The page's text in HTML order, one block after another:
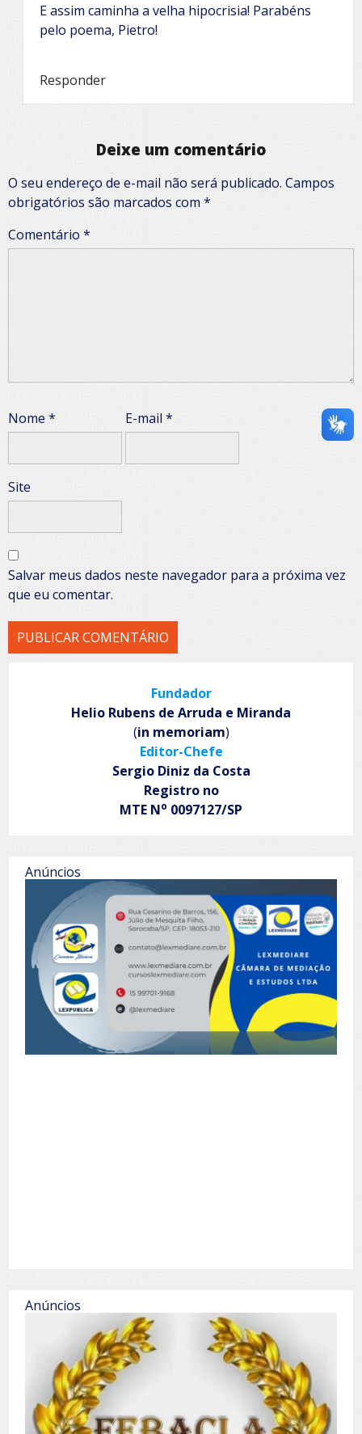
E assim caminha a velha hipocrisia! Parabéns
pelo poema, Pietro!
Responder
Deixe um comentário
O seu endereço de e-mail não será publicado. Campos
obrigatórios são marcados com *
Comentário *
Nome * E-mail *
Site
Salvar meus dados neste navegador para a próxima vez
que eu comentar.
Fundador
Helio Rubens de Arruda e Miranda
(in memoriam)
Editor-Chefe
Sergio Diniz da Costa
Registro no
MTE No 0097127/SP
Anúncios
Anúncios